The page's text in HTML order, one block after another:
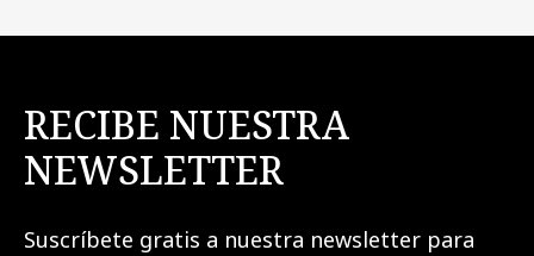
RECIBE NUESTRA
NEWSLETTER
Suscríbete gratis a nuestra newsletter para